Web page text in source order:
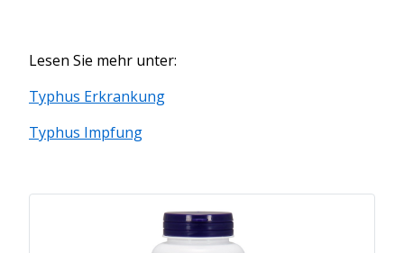
Lesen Sie mehr unter:
Typhus Erkrankung
Typhus Impfung